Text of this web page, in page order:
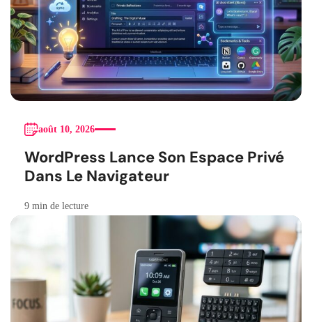
août 10, 2026
WordPress Lance Son Espace Privé
Dans Le Navigateur
9 min de lecture